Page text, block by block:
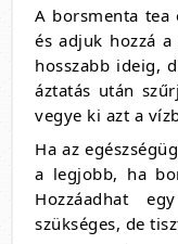
A borsmenta tea
és adjuk hozzá
hosszabb ideig,
áztatás után
vegye ki azt a
Ha az
a legjobb, ha
Hozzáadhat
szükséges, de